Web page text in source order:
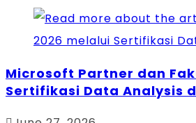
Microsoft Partner dan
Sertifikasi Data Analysis